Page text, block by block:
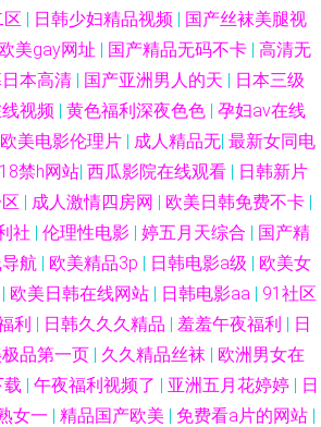
区 | 日韩少妇精品视频 | 国产丝袜美腿视
欧美gay网址 | 国产精品无码不卡 | 高清无
本高清 | 国产亚洲男人的天 | 日本三级
视频 | 黄色福利深夜色色 | 孕妇av在线
欧美电影伦理片 | 成人精品无| 最新女同电
18禁h网站| 西瓜影院在线观看 | 日韩新片
| 成人激情四房网 | 欧美日韩免费不卡 |
社 | 伦理性电影 | 婷五月天综合 | 国产精
航 | 欧美精品3p | 日韩电影a级 | 欧美女
| 欧美日韩在线网站 | 日韩电影aa | 91社区
利 | 日韩久久久精品 | 羞羞午夜福利 | 日
品第一页 | 久久精品丝袜 | 欧洲男女在
载 | 午夜福利视频了 | 亚洲五月花婷婷 | 日
女一 | 精品国产欧美 | 免费看a片的网站 |